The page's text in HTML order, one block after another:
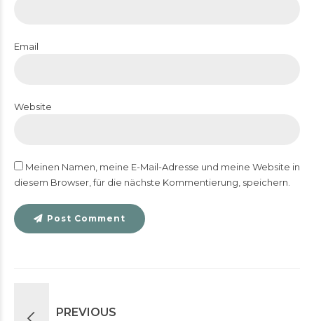
Email
Website
Meinen Namen, meine E-Mail-Adresse und meine Website in
diesem Browser, für die nächste Kommentierung, speichern.
Post Comment
PREVIOUS